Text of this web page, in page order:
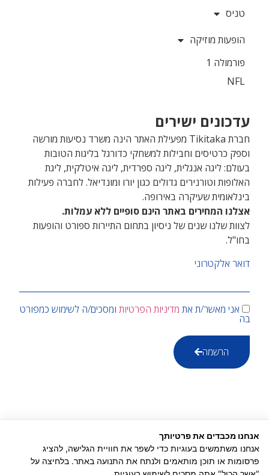
טניס
הופעות מוזיקה
פורמולה 1
NFL
עדכונים ישירים
חברת Tikitaka מפעילת האתר הינה משרד נסיעות מורשה
וספק כרטיסים וחבילות למשחקי כדורגל בליגות הטובות
בעולם: ליגה אנגלית, ליגה ספרדית, ליגה איטלקית, ליגת
האלופות וטורנירים גדולים כגון יורו ומונדיאל. לחברה פעילות
בינלאומית שעיקרה באירופה.
אצלנו המחירים באתר הינם סופיים ללא עמלות.
לצוות שלנו שנים של ניסיון בתחום התיירות ספורט והופעות
בחו"ל.
דואר אלקטרוני
אני מאשר/ת את מדיניות הפרטיות ומסכים/ה לשימוש כמפורט
בה
הרשמה
טיקיטקה משווקת כרטיסים בשוק המשני לאירועי ספורט והופעות בחו"ל. מחיר הכרטיס עשוי
להיות נמוך או גבוה מהמחיר הרשמי.
אנחנו מכבדים את פרטיותך
אנחנו משתמשים בעוגיות כדי לשפר את חוויית הגלישה, להציג
פרסומות או תוכן מותאמים ולנתח את התנועה באתר. בלחיצה על